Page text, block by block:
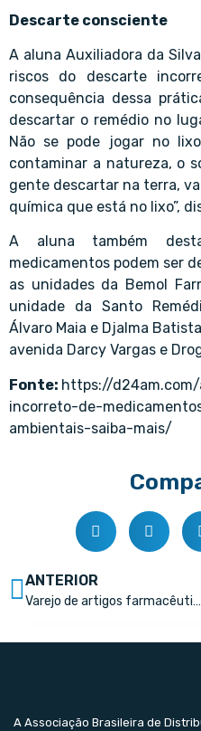
Descarte consciente
A aluna Auxiliadora da
riscos do descarte
consequência dessa
descartar o remédio no
Não se pode jogar no
contaminar a natureza, o
gente descartar na terra,
química que está no lixo”,
A aluna também
medicamentos podem ser
as unidades da Bemol
unidade da Santo
Álvaro Maia e Djalma
avenida Darcy Vargas e
Fonte: https://
incorreto-de-
ambientais-saiba-mais/
ANTERIOR
Varejo de artigos farmacêuticos tem alta de 11% em julho
A Associação Brasileira de